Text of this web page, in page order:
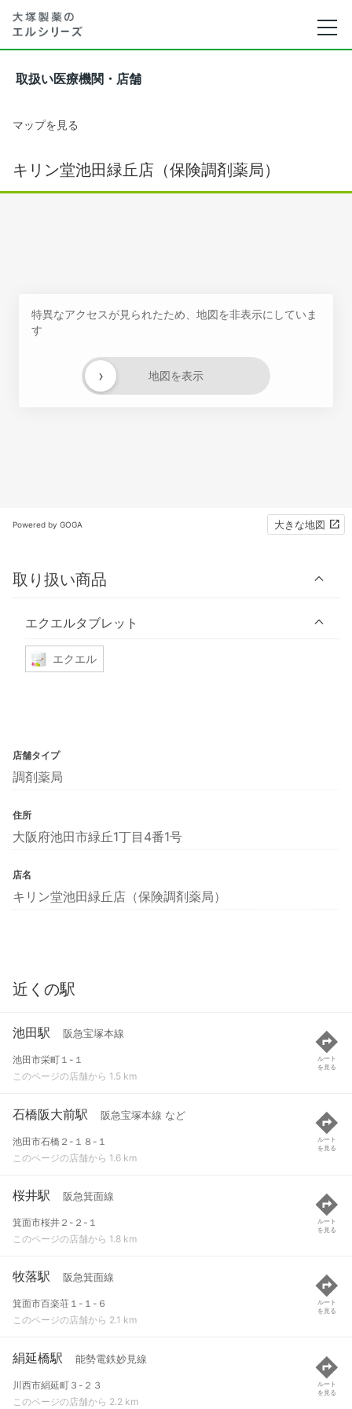
取扱い医療機関・店舗
マップを見る
キリン堂池田緑丘店（保険調剤薬局）
特異なアクセスが見られたため、地図を非表示にしていま
す
地図を表示
›
Powered by GOGA 大きな地図
取り扱い商品
エクエルタブレット
エクエル
店舗タイプ
調剤薬局
住所
大阪府池田市緑丘1丁目4番1号
店名
キリン堂池田緑丘店（保険調剤薬局）
近くの駅
池田駅 阪急宝塚本線
池田市栄町１-１
このページの店舗から 1.5 km
ルート
を見る
石橋阪大前駅 阪急宝塚本線 など
池田市石橋２-１８-１
このページの店舗から 1.6 km
ルート
を見る
桜井駅 阪急箕面線
箕面市桜井２-２-１
このページの店舗から 1.8 km
ルート
を見る
牧落駅 阪急箕面線
箕面市百楽荘１-１-６
このページの店舗から 2.1 km
ルート
を見る
絹延橋駅 能勢電鉄妙見線
川西市絹延町３-２３
このページの店舗から 2.2 km
ルート
を見る